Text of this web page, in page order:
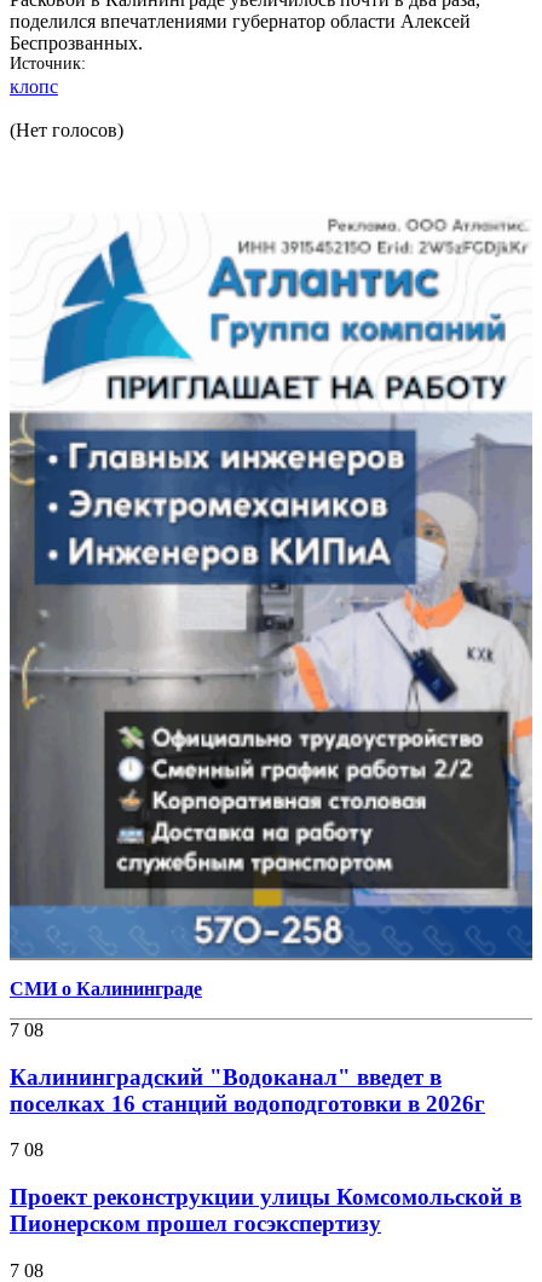
поделился впечатлениями губернатор области Алексей
Беспрозванных.
Источник
клопс
(Нет голосов)
СМИ о Калининграде
7 08
Калининградский "Водоканал" введет в
поселках 16 станций водоподготовки в 2026г
7 08
Проект реконструкции улицы Комсомольской в
Пионерском прошел госэкспертизу
7 08